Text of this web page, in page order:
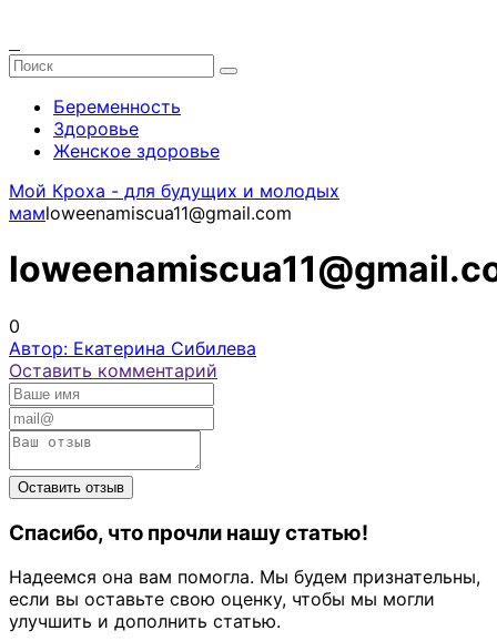
Беременность
Здоровье
Женское здоровье
Мой Кроха - для будущих и молодых
мамloweenamiscua11@gmail.com
0
Автор: Екатерина Сибилева
Оставить комментарий
Спасибо, что прочли нашу статью!
Надеемся она вам помогла. Мы будем признательны,
если вы оставьте свою оценку, чтобы мы могли
улучшить и дополнить статью.